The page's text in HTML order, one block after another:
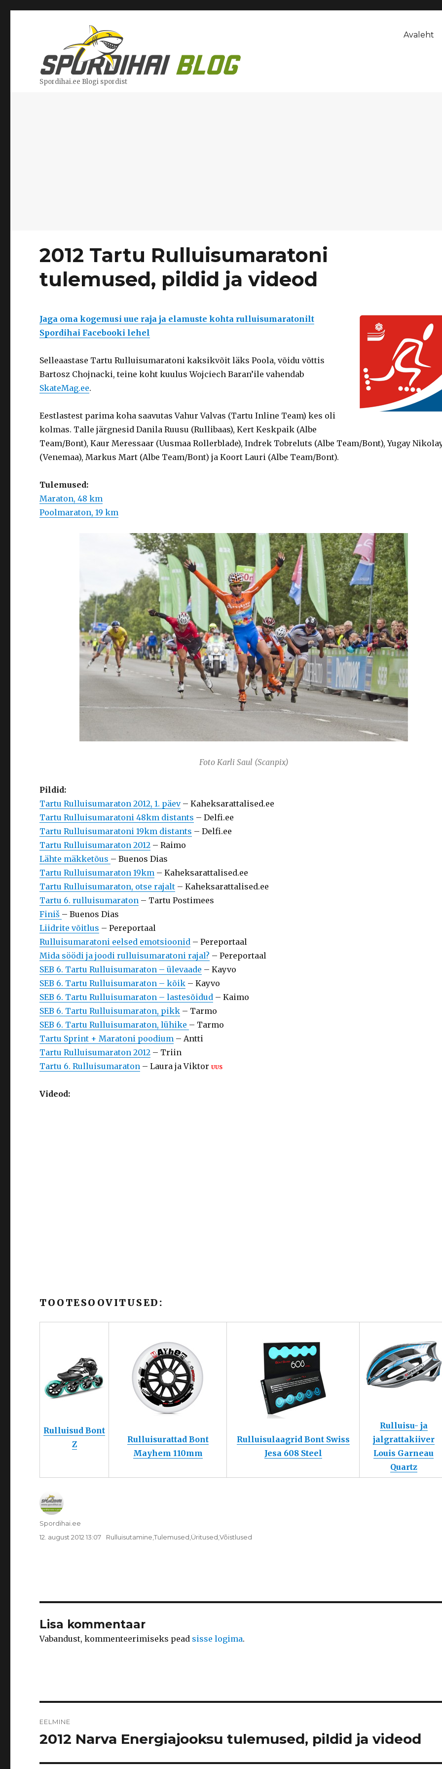
Spordihai.ee Blogi spordist
Avaleht
2012 Tartu Rulluisumaratoni
tulemused, pildid ja videod
Jaga oma kogemusi uue raja ja elamuste kohta rulluisumaratonilt
Spordihai Facebooki lehel
Selleaastase Tartu Rulluisumaratoni kaksikvõit läks Poola, võidu võttis
Bartosz Chojnacki, teine koht kuulus Wojciech Baran’ile vahendab
SkateMag.ee.
Eestlastest parima koha saavutas Vahur Valvas (Tartu Inline Team) kes oli
kolmas. Talle järgnesid Danila Ruusu (Rullibaas), Kert Keskpaik (Albe
Team/Bont), Kaur Meressaar (Uusmaa Rollerblade), Indrek Tobreluts (Albe Team/Bont), Yugay
(Venemaa), Markus Mart (Albe Team/Bont) ja Koort Lauri (Albe Team/Bont).
Tulemused:
Maraton, 48 km
Poolmaraton, 19 km
Foto Karli Saul (Scanpix)
Pildid:
Tartu Rulluisumaraton 2012, 1. päev– Kaheksarattalised.ee
Tartu Rulluisumaratoni 48km distants – Delfi.ee
Tartu Rulluisumaratoni 19km distants – Delfi.ee
Tartu Rulluisumaraton 2012 – Raimo
Lähte mäkketõus – Buenos Dias
Tartu Rulluisumaraton 19km – Kaheksarattalised.ee
Tartu Rulluisumaraton, otse rajalt – Kaheksarattalised.ee
Tartu 6. rulluisumaraton – Tartu Postimees
Finiš – Buenos Dias
Liidrite võitlus – Pereportaal
Rulluisumaratoni eelsed emotsioonid – Pereportaal
Mida söödi ja joodi rulluisumaratoni rajal? – Pereportaal
SEB 6. Tartu Rulluisumaraton – ülevaade – Kayvo
SEB 6. Tartu Rulluisumaraton – kõik – Kayvo
SEB 6. Tartu Rulluisumaraton – lastesõidud – Kaimo
SEB 6. Tartu Rulluisumaraton, pikk – Tarmo
SEB 6. Tartu Rulluisumaraton, lühike – Tarmo
Tartu Sprint + Maratoni poodium – Antti
Tartu Rulluisumaraton 2012 – Triin
Tartu 6. Rulluisumaraton – Laura ja ViktorUUS
Videod:
TOOTESOOVITUSED:
Rulluisud Bont
Z
Rulluisurattad Bont
Mayhem 110mm
Rulluisulaagrid Bont Swiss
Jesa 608 Steel
Rulluisu- ja
jalgrattakiiver
Louis Garneau
Quartz
Autor
Spordihai.ee
Postitatud
12. august 2012 13:07 Rubriigid
Rulluisutamine ,Tulemused Üritused ,Võistlused
Lisa kommentaar
Vabandust, kommenteerimiseks pead sisse logima.
EELMINE
Eelmine
2012 Narva Energiajooksu tulemused, pildid ja videod